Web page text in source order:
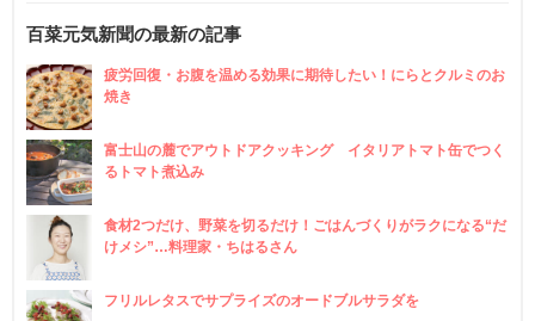
百菜元気新聞の最新の記事
疲労回復・お腹を温める効果に期待したい！にらとクルミのお
焼き
富士山の麓でアウトドアクッキング イタリアトマト缶でつく
るトマト煮込み
食材2つだけ、野菜を切るだけ！ごはんづくりがラクになる“だ
けメシ”…料理家・ちはるさん
フリルレタスでサプライズのオードブルサラダを